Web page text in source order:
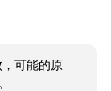
可能的原